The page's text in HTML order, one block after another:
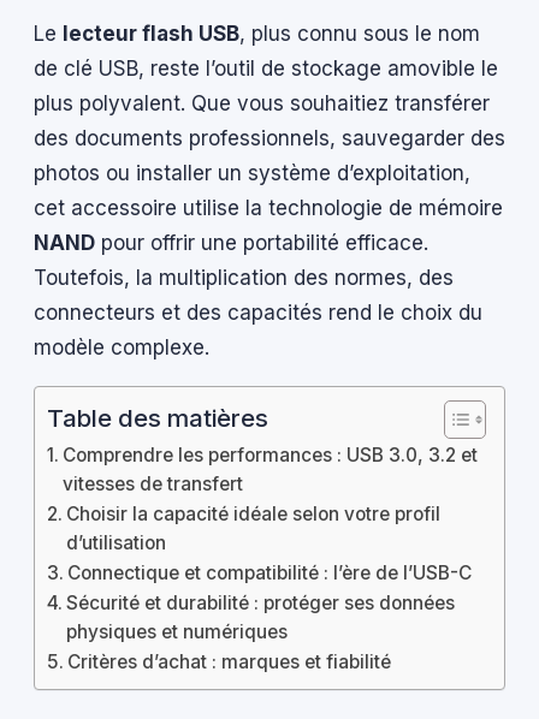
Le lecteur flash USB, plus connu sous le nom
de clé USB, reste l’outil de stockage amovible le
plus polyvalent. Que vous souhaitiez transférer
des documents professionnels, sauvegarder des
photos ou installer un système d’exploitation,
cet accessoire utilise la technologie de mémoire
NAND pour offrir une portabilité efficace.
Toutefois, la multiplication des normes, des
connecteurs et des capacités rend le choix du
modèle complexe.
Table des matières
Comprendre les performances : USB 3.0, 3.2 et
vitesses de transfert
Choisir la capacité idéale selon votre profil
d’utilisation
Connectique et compatibilité : l’ère de l’USB-C
Sécurité et durabilité : protéger ses données
physiques et numériques
Critères d’achat : marques et fiabilité